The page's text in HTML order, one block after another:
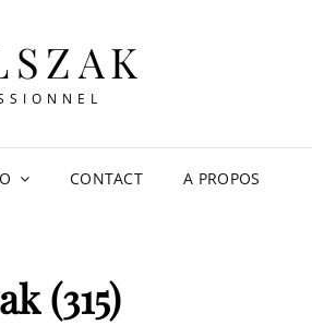
CONTACT A PROPOS
(315)